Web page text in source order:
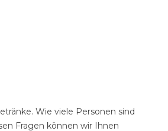
Wie viele Personen sind
Fragen können wir Ihnen